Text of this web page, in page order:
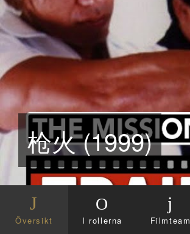
枪火 (1999)
Översikt I rollerna Filmteam